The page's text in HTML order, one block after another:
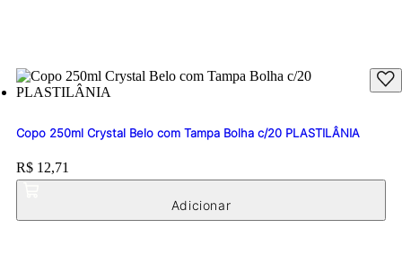
Copo 250ml Crystal Belo com Tampa Bolha c/20 PLASTILÂNIA
Price:
R$ 12,71